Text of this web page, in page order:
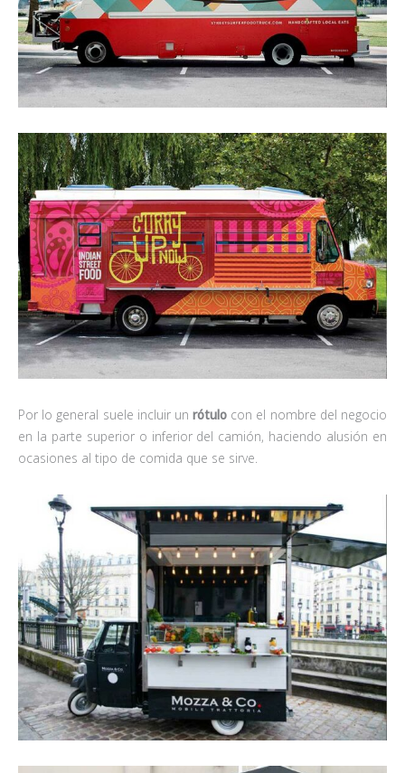
Por lo general suele incluir unrótulo con el nombre del negocio
en la parte superior o inferior del camión, haciendo alusión en
ocasiones al tipo de comida que se sirve.